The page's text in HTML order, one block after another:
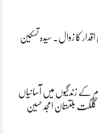
اقدار کا زوال. سیدہ تسکین
کے زندگیوں میں آسانیاں
گلگت بلتستان امجد حسین